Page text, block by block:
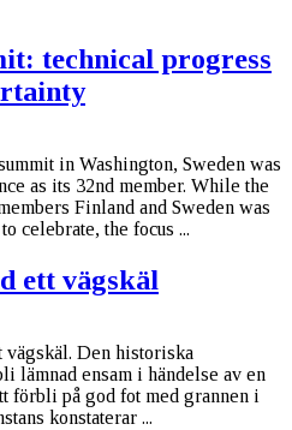
technical progress
in Washington, Sweden was
as its 32nd member. While the
Finland and Sweden was
celebrate, the focus ...
ett vägskäl
vägskäl. Den historiska
lämnad ensam i händelse av en
förbli på god fot med grannen i
konstaterar ...